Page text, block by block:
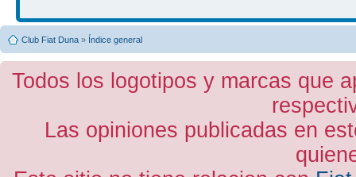
Club Fiat Duna » Índice general
Todos los logotipos y marcas que
Las opiniones publicadas en